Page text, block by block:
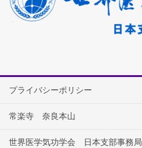
プライバシーポリシー
常楽寺 奈良本山
世界医学気功学会 日本支部事務局